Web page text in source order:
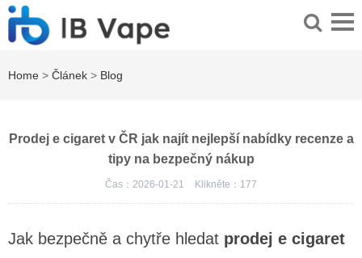
Home > Článek > Blog
Prodej e cigaret v ČR jak najít nejlepší nabídky recenze a
tipy na bezpečný nákup
Čas：2026-01-21 Klikněte： 177
Jak bezpečně a chytře hledat prodej e cigaret